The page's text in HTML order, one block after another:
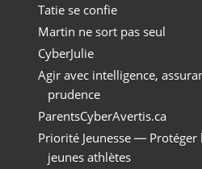
Tatie se confie
Martin ne sort pas seul
CyberJulie
Agir avec intelligence,
prudence
ParentsCyberAvertis.ca
Priorité Jeunesse — Protéger
jeunes athlètes